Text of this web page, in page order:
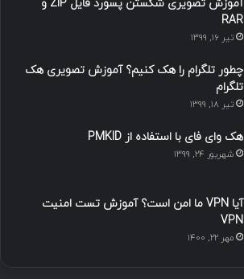
ی
ن
گ
ا
آموزش تصویری شکستن پسورد فایل ZIP و
RAR
تیر ۱۶, ۱۳۹۹
چطور تلگرام را هک کنیم؟ آموزش تصویری هک
تلگرام
تیر ۱۸, ۱۳۹۹
هک وای فای با استفاده از PMKID
شهریور ۲۴, ۱۳۹۹
آیا VPN ما امن است؟ آموزش تست امنیت
VPN
مهر ۲۲, ۱۴۰۰